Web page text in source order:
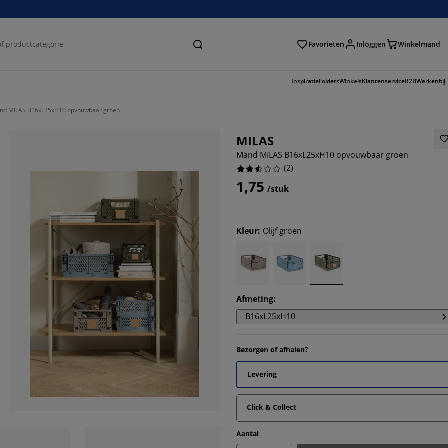
Zoeken Favorieten Inloggen Winkelmand
InspiratieFoldersWinkelsKlantenserviceB2BWerkenbij
MILAS B16xL25xH10 opvouwbaar groen
MILAS
Mand MILAS B16xL25xH10 opvouwbaar groen
(2)
1,75 /stuk
Kleur: Olijf groen
Afmeting:
B16xL25xH10
Bezorgen of afhalen?
Levering
Click & Collect
Aantal